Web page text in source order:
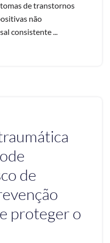
de transtornos
não
consistente ...
de
proteger o